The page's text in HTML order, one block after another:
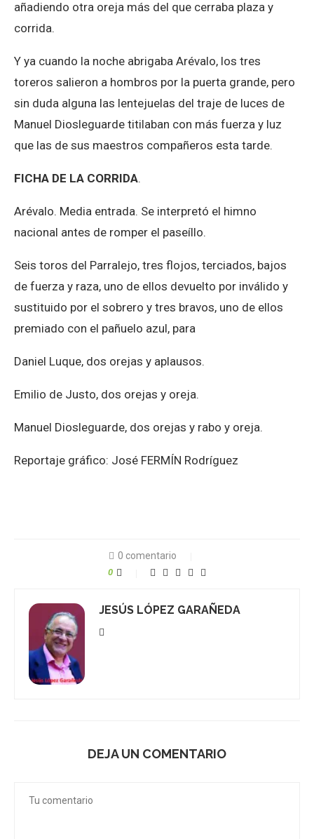
añadiendo otra oreja más del que cerraba plaza y
corrida.
Y ya cuando la noche abrigaba Arévalo, los tres
toreros salieron a hombros por la puerta grande, pero
sin duda alguna las lentejuelas del traje de luces de
Manuel Diosleguarde titilaban con más fuerza y luz
que las de sus maestros compañeros esta tarde.
FICHA DE LA CORRIDA.
Arévalo. Media entrada. Se interpretó el himno
nacional antes de romper el paseíllo.
Seis toros del Parralejo, tres flojos, terciados, bajos
de fuerza y raza, uno de ellos devuelto por inválido y
sustituido por el sobrero y tres bravos, uno de ellos
premiado con el pañuelo azul, para
Daniel Luque, dos orejas y aplausos.
Emilio de Justo, dos orejas y oreja.
Manuel Diosleguarde, dos orejas y rabo y oreja.
Reportaje gráfico: José FERMÍN Rodríguez
0 comentario
0
JESÚS LÓPEZ GARAÑEDA
DEJA UN COMENTARIO